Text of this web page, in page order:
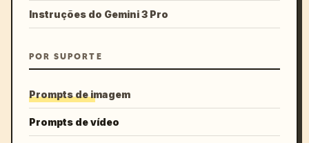
Instruções do Gemini 3 Pro
POR SUPORTE
Prompts de imagem
Prompts de vídeo